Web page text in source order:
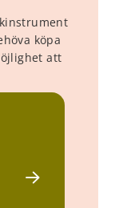
köpa
att